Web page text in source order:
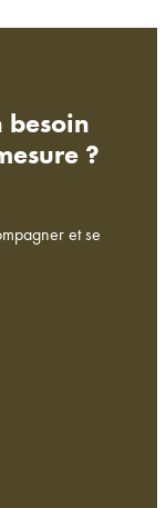
besoin
?
et se